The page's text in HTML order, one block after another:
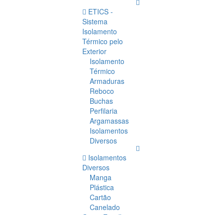
ETICS -
Sistema
Isolamento
Térmico pelo
Exterior
Isolamento
Térmico
Armaduras
Reboco
Buchas
Perfilaria
Argamassas
Isolamentos
Diversos
Isolamentos
Diversos
Manga
Plástica
Cartão
Canelado